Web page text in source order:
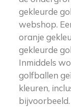
gekleurde
webshop.
oranje
gekleurde
Inmiddels
golfballen
kleuren,
bijvoorbeeld.